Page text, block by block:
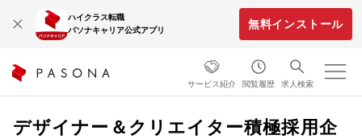
ハイクラス転職
パソナキャリア公式アプリ
無料インストール
サービス紹介 閲覧履歴 求人検索
デザイナー＆クリエイター積極採用企